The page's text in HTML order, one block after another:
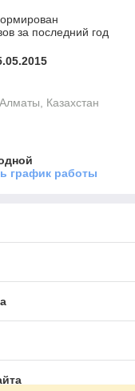
за последний год
Казахстан
график работы